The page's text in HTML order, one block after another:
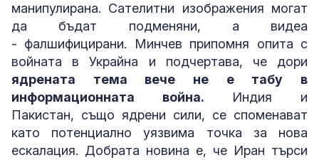
манипулирана. Сателитни изображения могат
да бъдат подменяни, а видеа
- фалшифицирани. Минчев припомня опита с
войната в Украйна и подчертава, че дори
ядрената тема вече не е табу в
информационната война. Индия и
Пакистан, също ядрени сили, се споменават
като потенциално уязвима точка за нова
ескалация. Добрата новина е, че Иран търси